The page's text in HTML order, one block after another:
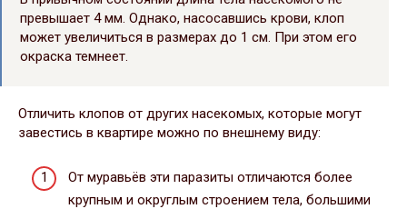
превышает 4 мм. Однако, насосавшись крови, клоп
может увеличиться в размерах до 1 см. При этом его
окраска темнеет.
Отличить клопов от других насекомых, которые могут
завестись в квартире можно по внешнему виду:
От муравьёв эти паразиты отличаются более
крупным и округлым строением тела, большими